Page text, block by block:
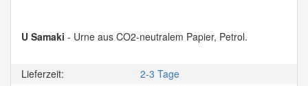
U Samaki - Urne aus CO2-neutralem Papier, Petrol.
Lieferzeit:
2-3 Tage